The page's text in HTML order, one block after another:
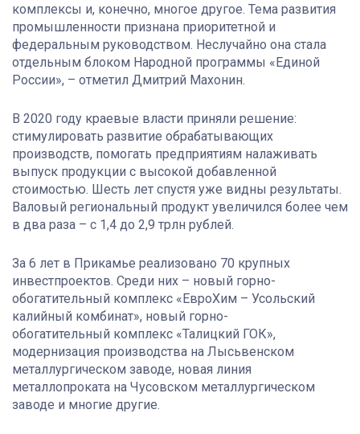
комплексы и, конечно, многое другое. Тема развития
промышленности признана приоритетной и
федеральным руководством. Неслучайно она стала
отдельным блоком Народной программы «Единой
России», – отметил Дмитрий Махонин.
В 2020 году краевые власти приняли решение:
стимулировать развитие обрабатывающих
производств, помогать предприятиям налаживать
выпуск продукции с высокой добавленной
стоимостью. Шесть лет спустя уже видны результаты.
Валовый региональный продукт увеличился более чем
в два раза – с 1,4 до 2,9 трлн рублей.
За 6 лет в Прикамье реализовано 70 крупных
инвестпроектов. Среди них – новый горно-
обогатительный комплекс «ЕвроХим – Усольский
калийный комбинат», новый горно-
обогатительный комплекс «Талицкий ГОК»,
модернизация производства на Лысьвенском
металлургическом заводе, новая линия
металлопроката на Чусовском металлургическом
заводе и многие другие.